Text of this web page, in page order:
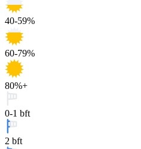
40-59%
60-79%
80%+
0-1 bft
2 bft